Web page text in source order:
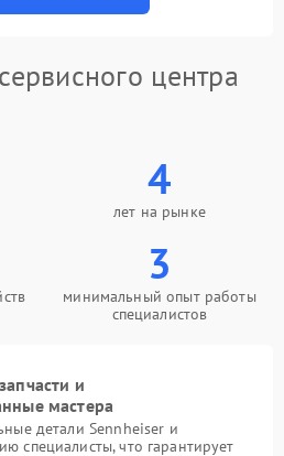
центра
4
лет на рынке
3
минимальный опыт работы
специалистов
и
мастера
детали Sennheiser и
специалисты, что гарантирует